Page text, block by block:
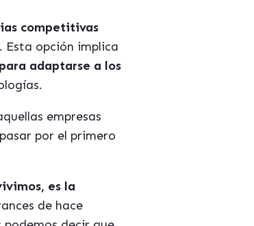
competitivas
. Esta opción implica
adaptarse a los
empresas
por el primero
es la
de hace